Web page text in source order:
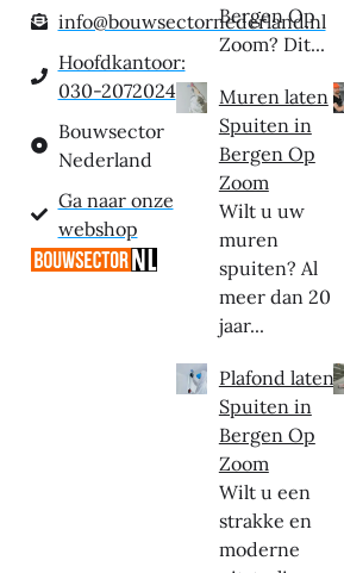
info@bouwsectornederland.nl
Hoofdkantoor:
030-2072024
Bouwsector
Nederland
Ga naar onze
webshop
Bergen Op
Zoom? Dit...
Muren laten
Spuiten in
Bergen Op
Zoom
Wilt u uw
muren
spuiten? Al
meer dan 20
jaar...
Plafond laten
Spuiten in
Bergen Op
Zoom
Wilt u een
strakke en
moderne